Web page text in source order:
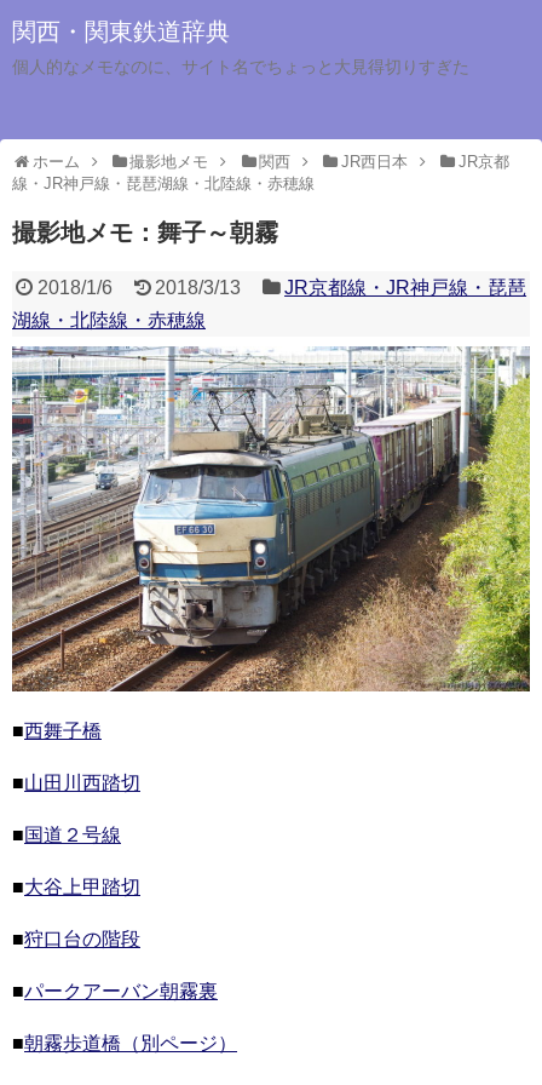
関西・関東鉄道辞典
個人的なメモなのに、サイト名でちょっと大見得切りすぎた
ホーム 撮影地メモ 関西 JR西日本
JR京都
線・JR神戸線・琵琶湖線・北陸線・赤穂線
撮影地メモ：舞子～朝霧
2018/1/6 2018/3/13
JR京都線・JR神戸線・琵琶
湖線・北陸線・赤穂線
■西舞子橋
■山田川西踏切
■国道２号線
■大谷上甲踏切
■狩口台の階段
■パークアーバン朝霧裏
■朝霧歩道橋（別ページ）